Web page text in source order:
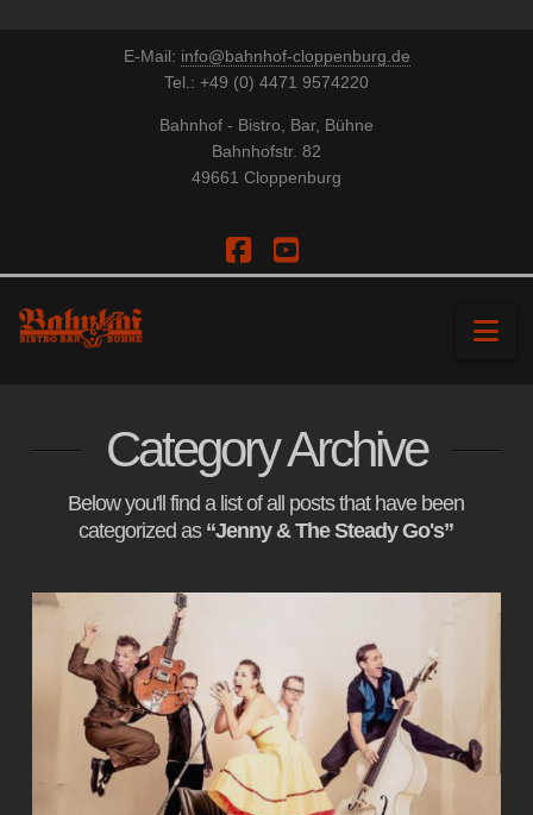
E-Mail: info@bahnhof-cloppenburg.de
Tel.: +49 (0) 4471 9574220
Bahnhof - Bistro, Bar, Bühne
Bahnhofstr. 82
49661 Cloppenburg
Facebook
YouTube
Category Archive
Below you'll find a list of all posts that have been
categorized as “Jenny & The Steady Go's”